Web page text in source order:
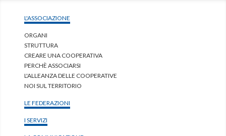
L'ASSOCIAZIONE
ORGANI
STRUTTURA
CREARE UNA COOPERATIVA
PERCHÈ ASSOCIARSI
L'ALLEANZA DELLE COOPERATIVE
NOI SUL TERRITORIO
LE FEDERAZIONI
I SERVIZI